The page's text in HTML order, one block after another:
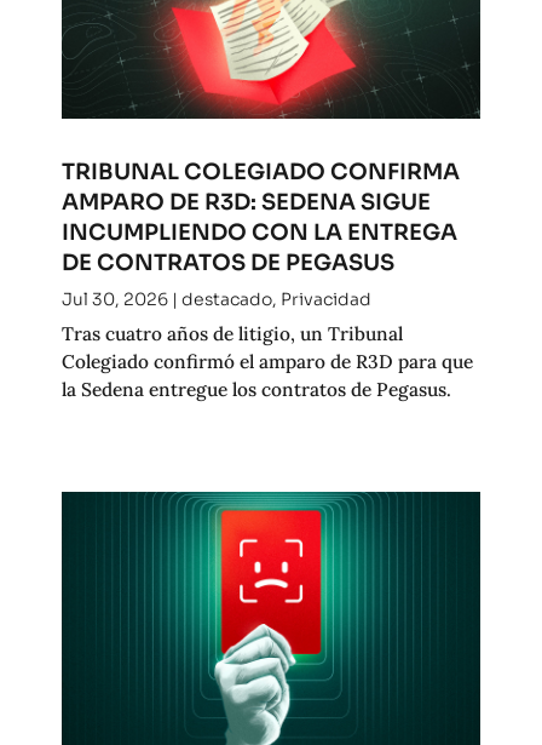
TRIBUNAL COLEGIADO CONFIRMA
AMPARO DE R3D: SEDENA SIGUE
INCUMPLIENDO CON LA ENTREGA
DE CONTRATOS DE PEGASUS
Jul 30, 2026| destacado, Privacidad
Tras cuatro años de litigio, un Tribunal
Colegiado confirmó el amparo de R3D para que
la Sedena entregue los contratos de Pegasus.